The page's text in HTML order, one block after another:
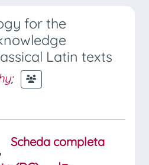
for the
Latin texts
;
Scheda completa